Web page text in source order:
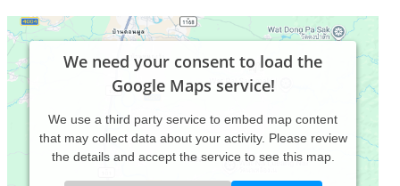
We need your consent to load the
Google Maps service!
We use a third party service to embed map content
that may collect data about your activity. Please review
the details and accept the service to see this map.